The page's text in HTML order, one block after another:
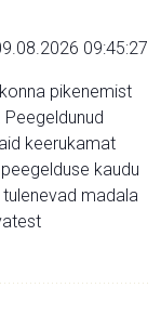
09:45:27
pikenemist
keerukamat
kaudu
madala